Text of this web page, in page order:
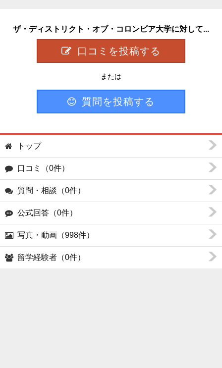
ザ・ディストリクト・オブ・コロンビア大学に対して...
口コミを投稿する
または
質問を投稿する
トップ
口コミ（0件）
質問・相談（0件）
公式回答（0件）
写真・動画（998件）
留学経験者（0件）